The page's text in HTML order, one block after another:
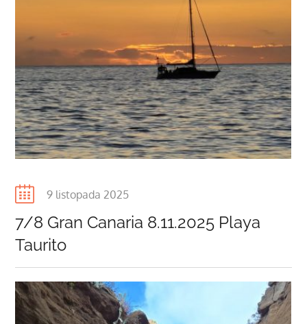
Posted
9 listopada 2025
7/8 Gran Canaria 8.11.2025 Playa
Taurito